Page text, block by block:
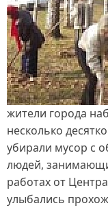
жители города
несколько
убирали мусор с
людей,
работах от
улыбались